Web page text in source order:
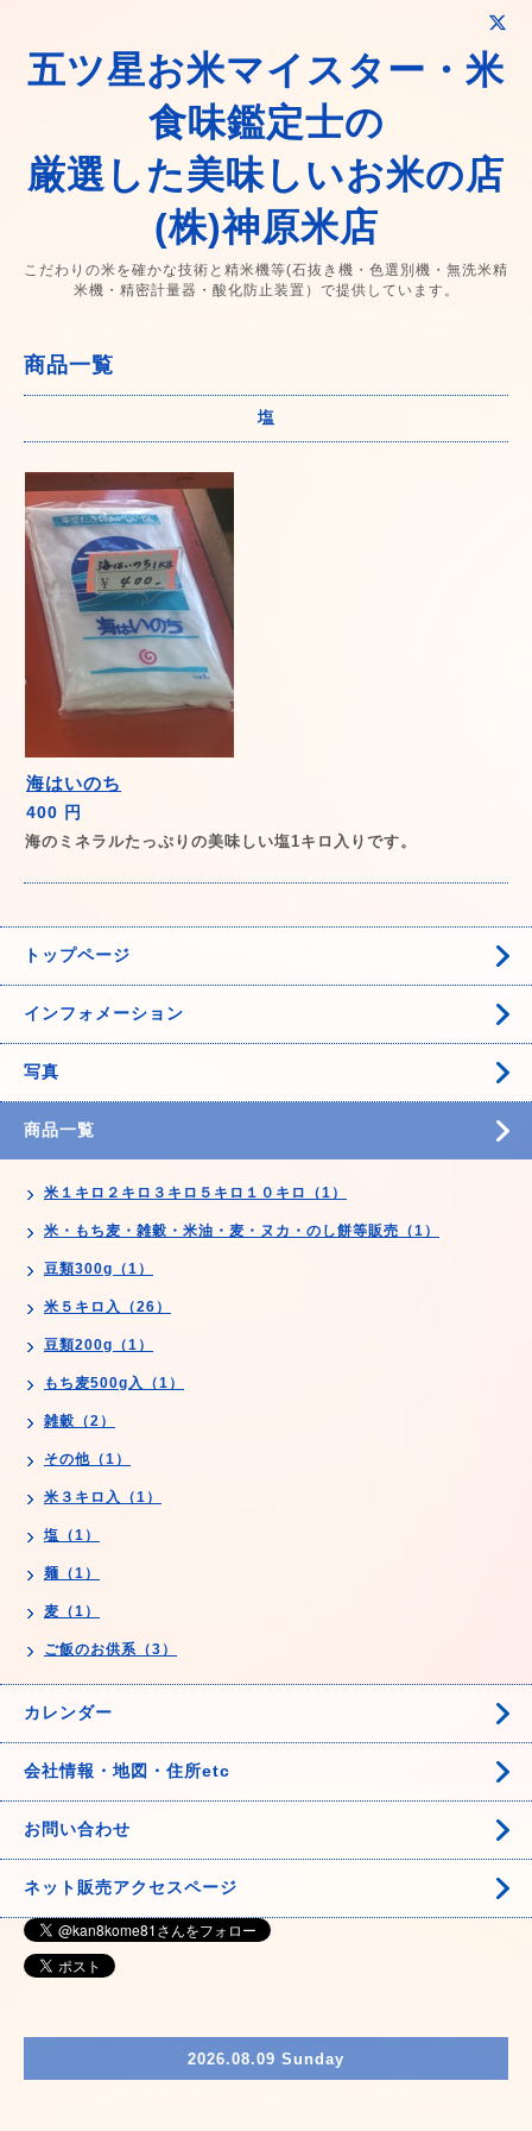
五ツ星お米マイスター・米
食味鑑定士の
厳選した美味しいお米の店
(株)神原米店
こだわりの米を確かな技術と精米機等(石抜き機・色選別機・無洗米精
米機・精密計量器・酸化防止装置）で提供しています。
商品一覧
塩
海はいのち
400 円
海のミネラルたっぷりの美味しい塩1キロ入りです。
トップページ
インフォメーション
写真
商品一覧
米１キロ２キロ３キロ５キロ１０キロ（1）
米・もち麦・雑穀・米油・麦・ヌカ・のし餅等販売（1）
豆類300g（1）
米５キロ入（26）
豆類200g（1）
もち麦500g入（1）
雑穀（2）
その他（1）
米３キロ入（1）
塩（1）
麺（1）
麦（1）
ご飯のお供系（3）
カレンダー
会社情報・地図・住所etc
お問い合わせ
ネット販売アクセスページ
2026.08.09 Sunday